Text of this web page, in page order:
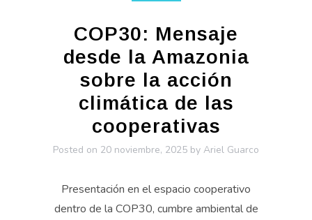
COP30: Mensaje
desde la Amazonia
sobre la acción
climática de las
cooperativas
Posted on 20 noviembre, 2025 by Ariel Guarco
Presentación en el espacio cooperativo
dentro de la COP30, cumbre ambiental de